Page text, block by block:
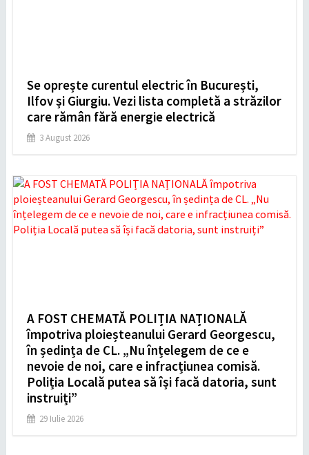
Se oprește curentul electric în București,
Ilfov și Giurgiu. Vezi lista completă a străzilor
care rămân fără energie electrică
3 August 2026
A FOST CHEMATĂ POLIȚIA NAȚIONALĂ
împotriva ploieșteanului Gerard Georgescu,
în ședința de CL. „Nu înțelegem de ce e
nevoie de noi, care e infracțiunea comisă.
Poliția Locală putea să își facă datoria, sunt
instruiți”
29 Iulie 2026